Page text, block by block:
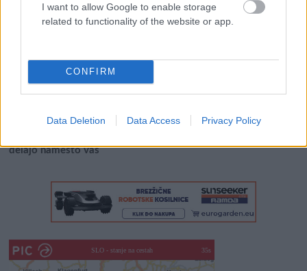
I want to allow Google to enable storage
related to functionality of the website or app.
CONFIRM
Data Deletion Data Access Privacy Policy
Rogla bo gostila tradicionalni 34. praznik šoferjev in
avtomehanikov!
delajo namesto vas
SLO - stanje na cestah 30s